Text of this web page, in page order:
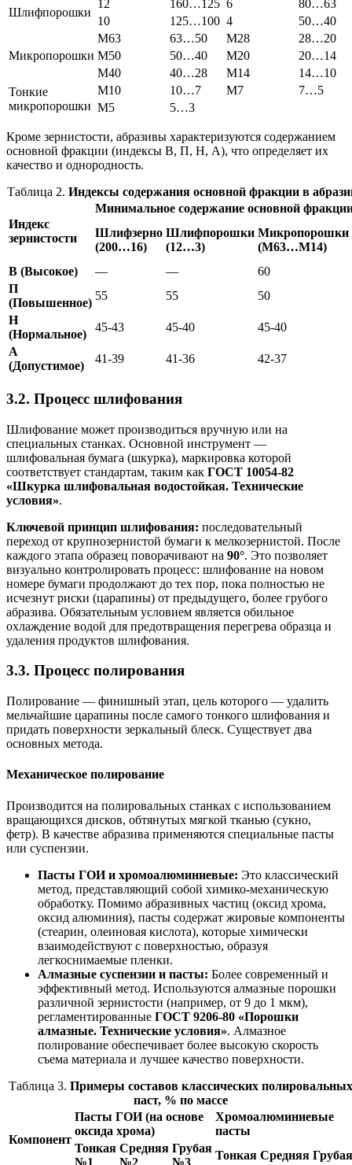
Шлифпорошки
12 160…125 6
80…63
10
125…100 4 50…40
Микропорошки
М63 63…50 М28
28…20
М50
50…40 М20
20…14
М40
40…28 М14
14…10
Тонкие
микропорошки
М10 10…7 М7
7…5
М5
5…3
Кроме зернистости, абразивы характеризуются содержанием
основной фракции (индексы В, П, Н, А), что определяет их
качество и однородность.
Таблица 2. Индексы содержания основной фракции в
Индекс
зернистости
Минимальное содержание основной
Шлифзерно
(200…16)
Шлифпорошки
(12…3)
Микропорошки
(М63…М14)
В (Высокое)
— —
60
П
(Повышенное)
55 55
50
Н
(Нормальное)
45-43 45-40
45-40
А
(Допустимое)
41-39 41-36 42-37
3.2. Процесс шлифования
Шлифование может производиться вручную или на
специальных станках. Основной инструмент —
шлифовальная бумага (шкурка), маркировка которой
соответствует стандартам, таким как ГОСТ 10054-82
«Шкурка шлифовальная водостойкая. Технические
условия».
Ключевой принцип шлифования: последовательный
переход от крупнозернистой бумаги к мелкозернистой. После
каждого этапа образец поворачивают на 90°. Это позволяет
визуально контролировать процесс: шлифование на новом
номере бумаги продолжают до тех пор, пока полностью не
исчезнут риски (царапины) от предыдущего, более грубого
абразива. Обязательным условием является обильное
охлаждение водой для предотвращения перегрева образца и
удаления продуктов шлифования.
3.3. Процесс полирования
Полирование — финишный этап, цель которого — удалить
мельчайшие царапины после самого тонкого шлифования и
придать поверхности зеркальный блеск. Существует два
основных метода.
Механическое полирование
Производится на полировальных станках с использованием
вращающихся дисков, обтянутых мягкой тканью (сукно,
фетр). В качестве абразива применяются специальные пасты
или суспензии.
Пасты ГОИ и хромоалюминиевые: Это классический
метод, представляющий собой химико-механическую
обработку. Помимо абразивных частиц (оксид хрома,
оксид алюминия), пасты содержат жировые компоненты
(стеарин, олеиновая кислота), которые химически
взаимодействуют с поверхностью, образуя
легкоснимаемые пленки.
Алмазные суспензии и пасты: Более современный и
эффективный метод. Используются алмазные порошки
различной зернистости (например, от 9 до 1 мкм),
регламентированные ГОСТ 9206-80 «Порошки
алмазные. Технические условия». Алмазное
полирование обеспечивает более высокую скорость
съема материала и лучшее качество поверхности.
Таблица 3. Примеры составов классических полировальных
паст, % по массе
Компонент
Пасты ГОИ (на основе
оксида хрома)
Хромоалюминиевые
пасты
Тонкая
№1
Средняя
№2
Грубая
№3
Тонкая Средняя Грубая